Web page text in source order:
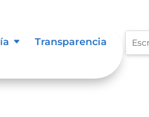
Transparencia